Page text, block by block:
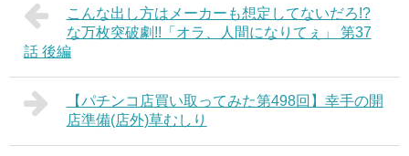
こんな出し方はメーカーも想定してないだろ!?
な万枚突破劇!!「オラ、人間になりてぇ」 第37
話 後編
【パチンコ店買い取ってみた第498回】幸手の開
店準備(店外)草むしり